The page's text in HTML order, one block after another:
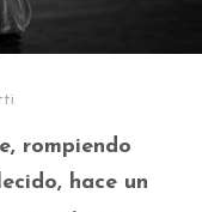
rompiendo
hace un